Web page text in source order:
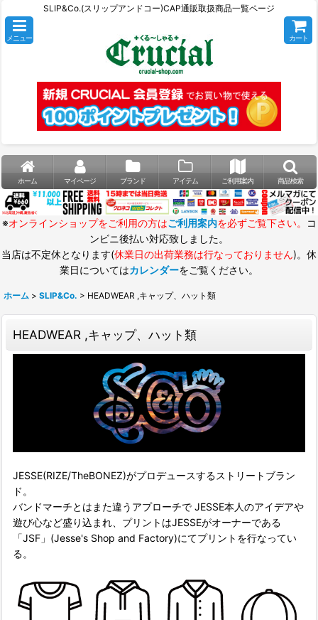
SLIP&Co.(スリップアンドコー)CAP通販取扱商品一覧ページ
メニュー カート
ホーム マイページ ブランド アイテム ご利用案内 商品検索
※オンラインショップをご利用の方はご利用案内を必ずご覧下さい。
コ
ンビニ後払い対応致しました。
当店は不定休となります(休業日の出荷業務は行なっておりません)。休
業日についてはカレンダーをご覧ください。
ホーム > SLIP&Co. > HEADWEAR ,キャップ、ハット類
HEADWEAR ,キャップ、ハット類
JESSE(RIZE/TheBONEZ)がプロデュースするストリートブラン
ド。
バンドマーチとはまた違うアプローチで JESSE本人のアイデアや
遊び心など盛り込まれ、プリントはJESSEがオーナーである
「JSF」(Jesse's Shop and Factory)にてプリントを行なってい
る。